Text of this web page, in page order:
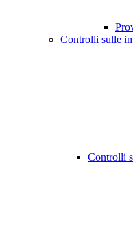
Controlli sulle
Controlli